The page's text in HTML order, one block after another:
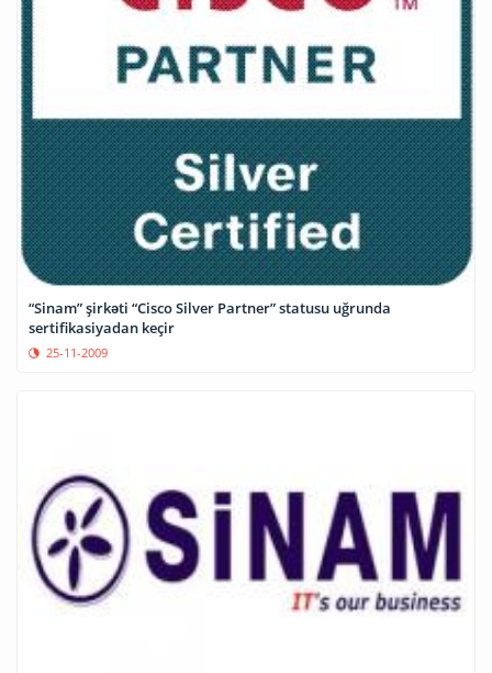
“Sinam” şirkəti “Cisco Silver Partner” statusu uğrunda
sertifikasiyadan keçir
25-11-2009